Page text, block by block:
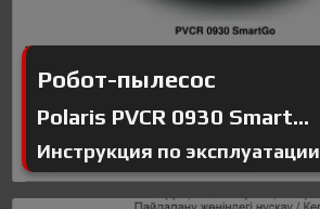
Робот-пылесос
Polaris PVCR 0930 Smart...
Инструкция по эксплуатации